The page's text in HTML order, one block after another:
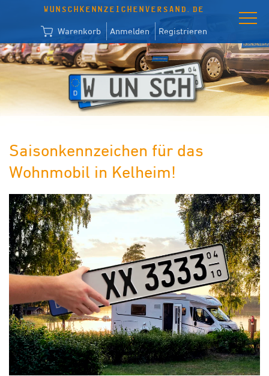
WUNSCHKENNZEICHENVERSAND.DE
Warenkorb Anmelden Registrieren
Saisonkennzeichen für das
Wohnmobil in Kelheim!